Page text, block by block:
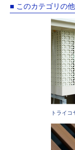
■ このカテゴリの
トライコ